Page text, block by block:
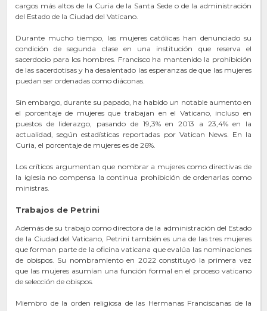
cargos más altos de la Curia de la Santa Sede o de la administración
del Estado de la Ciudad del Vaticano.
Durante mucho tiempo, las mujeres católicas han denunciado su
condición de segunda clase en una institución que reserva el
sacerdocio para los hombres. Francisco ha mantenido la prohibición
de las sacerdotisas y ha desalentado las esperanzas de que las mujeres
puedan ser ordenadas como diáconas.
Sin embargo, durante su papado, ha habido un notable aumento en
el porcentaje de mujeres que trabajan en el Vaticano, incluso en
puestos de liderazgo, pasando de 19,3% en 2013 a 23,4% en la
actualidad, según estadísticas reportadas por Vatican News. En la
Curia, el porcentaje de mujeres es de 26%.
Los críticos argumentan que nombrar a mujeres como directivas de
la iglesia no compensa la continua prohibición de ordenarlas como
ministras.
Trabajos de Petrini
Además de su trabajo como directora de la administración del Estado
de la Ciudad del Vaticano, Petrini también es una de las tres mujeres
que forman parte de la oficina vaticana que evalúa las nominaciones
de obispos. Su nombramiento en 2022 constituyó la primera vez
que las mujeres asumían una función formal en el proceso vaticano
de selección de obispos.
Miembro de la orden religiosa de las Hermanas Franciscanas de la